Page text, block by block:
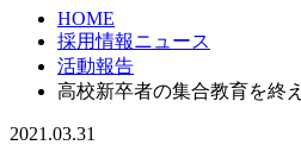
HOME
採用情報ニュース
活動報告
高校新卒者の集合教育を終
2021.03.31